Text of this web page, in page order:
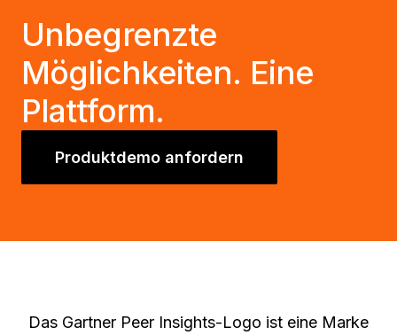
Unbegrenzte
Möglichkeiten. Eine
Plattform.
Produktdemo anfordern
Das Gartner Peer Insights-Logo ist eine Marke